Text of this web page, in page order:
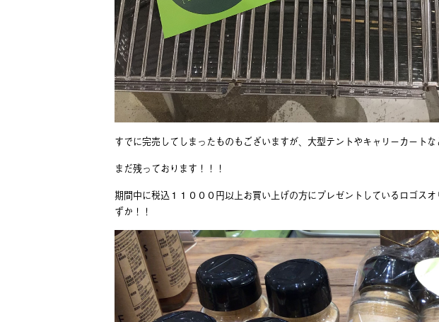
すでに完売してしまったものもございますが、大型テントやキャリーカート
まだ残っております！！！
期間中に税込１１０００円以上お買い上げの方にプレゼントしているロゴス
ずか！！